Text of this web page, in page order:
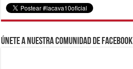
Únete a nuestra comunidad de Facebook